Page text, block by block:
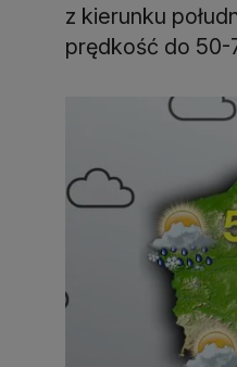
z kierunku
prędkość do 50-